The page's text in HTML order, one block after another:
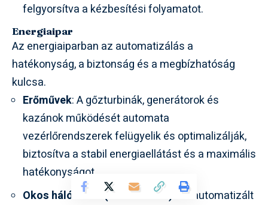
felgyorsítva a kézbesítési folyamatot.
Energiaipar
Az energiaiparban az automatizálás a
hatékonyság, a biztonság és a megbízhatóság
kulcsa.
Erőművek: A gőzturbinák, generátorok és
kazánok működését automata
vezérlőrendszerek felügyelik és optimalizálják,
biztosítva a stabil energiaellátást és a maximális
hatékonyságot.
Okos hálózatok (Smart Grids) : Az automatizált